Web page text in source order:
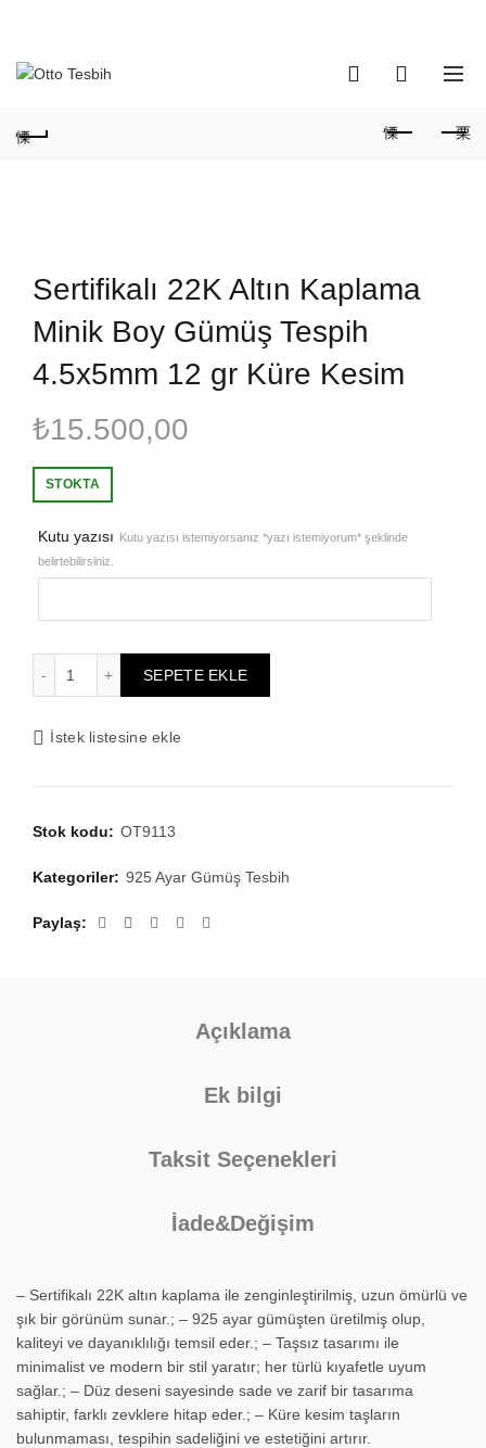
Sertifikalı 22K Altın Kaplama
Minik Boy Gümüş Tespih
4.5x5mm 12 gr Küre Kesim
₺15.500,00
STOKTA
Kutu yazısı Kutu yazısı istemiyorsanız *yazı istemiyorum* şeklinde
belirtebilirsiniz.
SEPETE EKLE
İstek listesine ekle
Stok kodu: OT9113
Kategoriler: 925 Ayar Gümüş Tesbih
Paylaş
Açıklama
Ek bilgi
Taksit Seçenekleri
İade&Değişim
– Sertifikalı 22K altın kaplama ile zenginleştirilmiş, uzun ömürlü ve
şık bir görünüm sunar.; – 925 ayar gümüşten üretilmiş olup,
kaliteyi ve dayanıklılığı temsil eder.; – Taşsız tasarımı ile
minimalist ve modern bir stil yaratır; her türlü kıyafetle uyum
sağlar.; – Düz deseni sayesinde sade ve zarif bir tasarıma
sahiptir, farklı zevklere hitap eder.; – Küre kesim taşların
bulunmaması, tespihin sadeliğini ve estetiğini artırır.